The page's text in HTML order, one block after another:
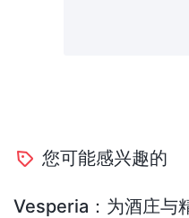
您可能感兴趣的
Vesperia：为酒庄与